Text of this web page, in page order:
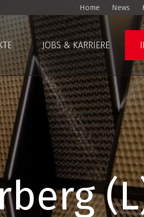
Home News
JOBS & KARRIERE